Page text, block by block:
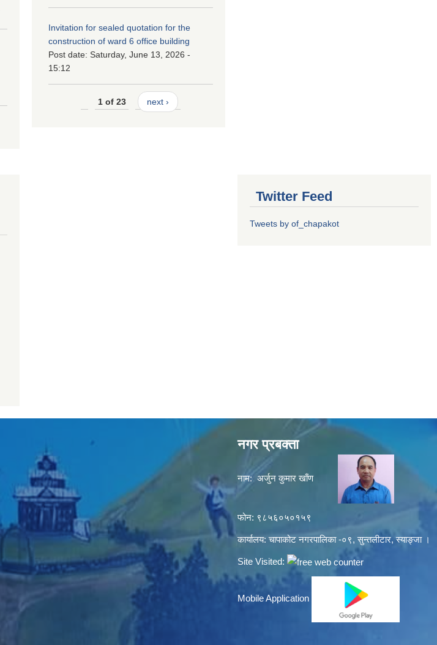
Invitation for sealed quotation for the
construction of ward 6 office building
Post date: Saturday, June 13, 2026 -
15:12
1 of 23 next ›
Twitter Feed
Tweets by of_chapakot
नगर प्रबक्ता
नाम: अर्जुन कुमार खाँण
फोन: ९८५६०५०१५९
कार्यालय: चापाकोट नगरपालिका -०९, सुन्तलीटार, स्याङ्जा ।
Site Visited:
Mobile Application